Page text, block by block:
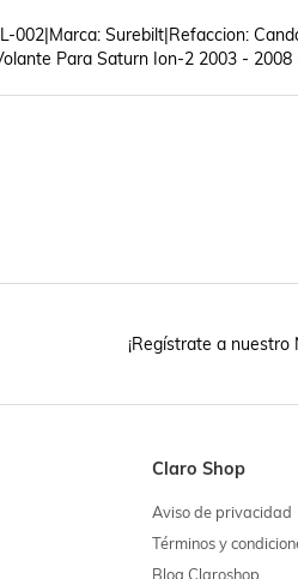
002|Marca: Surebilt|Refaccion:
Para Saturn Ion-2 2003 - 2008
¡Regístrate a nuestro
Claro Shop
Aviso de privacidad
Términos y
Blog Claroshop